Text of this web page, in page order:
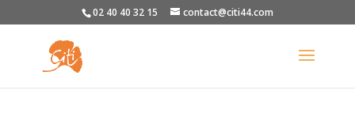
02 40 40 32 15 contact@citi44.com